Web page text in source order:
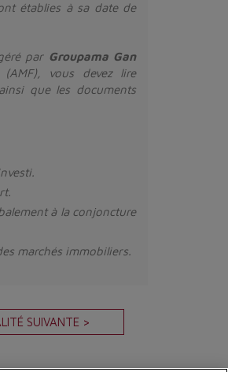
établies à sa date de
par Groupama Gan
vous devez lire
que les documents
à la conjoncture
marchés immobiliers.
SUIVANTE >